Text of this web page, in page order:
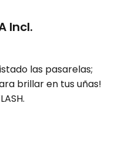
€.
Incl.
las pasarelas;
brillar en tus uñas!